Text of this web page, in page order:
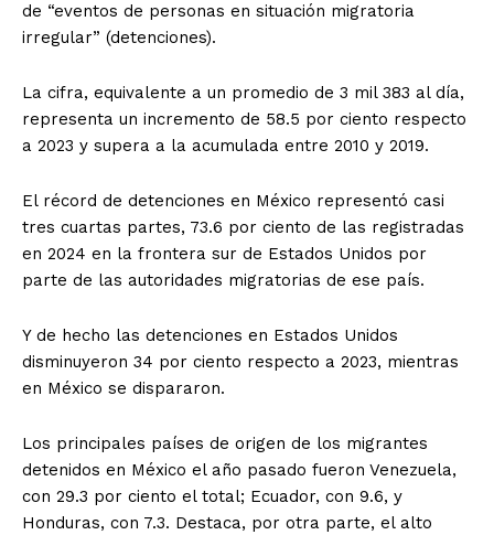
de “eventos de personas en situación migratoria
irregular” (detenciones).
La cifra, equivalente a un promedio de 3 mil 383 al día,
representa un incremento de 58.5 por ciento respecto
a 2023 y supera a la acumulada entre 2010 y 2019.
El récord de detenciones en México representó casi
tres cuartas partes, 73.6 por ciento de las registradas
en 2024 en la frontera sur de Estados Unidos por
parte de las autoridades migratorias de ese país.
Y de hecho las detenciones en Estados Unidos
disminuyeron 34 por ciento respecto a 2023, mientras
en México se dispararon.
Los principales países de origen de los migrantes
detenidos en México el año pasado fueron Venezuela,
con 29.3 por ciento el total; Ecuador, con 9.6, y
Honduras, con 7.3. Destaca, por otra parte, el alto